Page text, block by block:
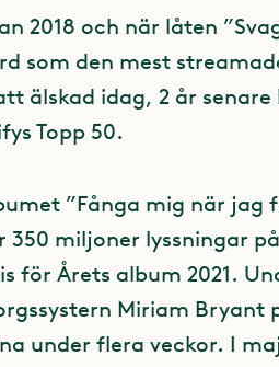
2018 och när låten
som den mest
älskad idag, 2 år senare
Topp 50.
”Fånga mig när jag
miljoner lyssningar
för Årets album 2021.
Miriam Bryant
under flera veckor. I